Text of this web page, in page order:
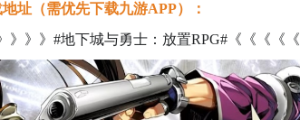
址（需优先下载九游APP）：
》》》#地下城与勇士：放置RPG#《《《《《